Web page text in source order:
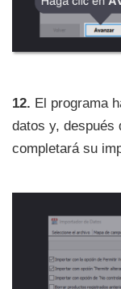
12. El programa
datos y, después
completará su